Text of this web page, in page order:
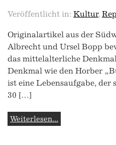
Veröffentlicht in: Kultur,
Originalartikel aus der
Albrecht und Ursel Bopp
das mittelalterliche
Denkmal wie den Horber
ist eine Lebensaufgabe, der
30 […]
Weiterlesen...